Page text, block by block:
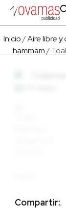
Inicio/Aire libre y
hammam/
Compartir: